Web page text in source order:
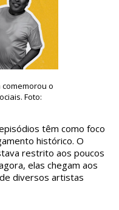
o
Foto:
têm como foco
histórico. O
restrito aos poucos
elas chegam aos
diversos artistas